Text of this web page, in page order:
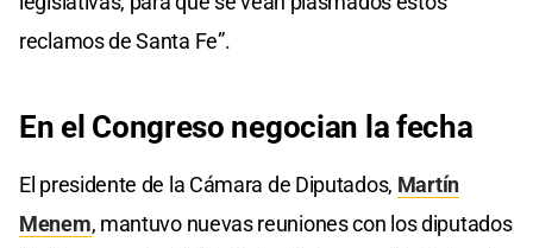
reclamos de Santa Fe”.
En el Congreso negocian la fecha
El presidente de la Cámara de Diputados, Martín
Menem, mantuvo nuevas reuniones con los diputados